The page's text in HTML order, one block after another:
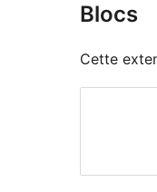
Blocs
Cette